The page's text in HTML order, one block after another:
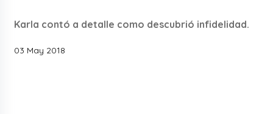
Karla contó a detalle como descubrió infidelidad.
03 May 2018